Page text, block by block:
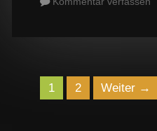
Navigation
1 2 Weiter →